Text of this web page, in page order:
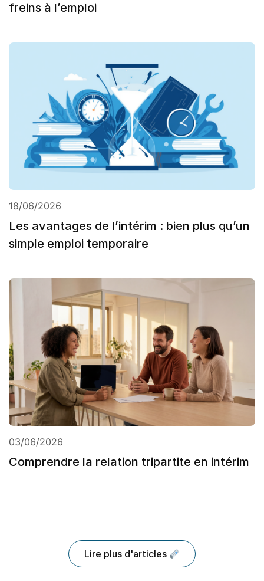
freins à l’emploi
18/06/2026
Les avantages de l’intérim : bien plus qu’un
simple emploi temporaire
03/06/2026
Comprendre la relation tripartite en intérim
Lire plus d'articles